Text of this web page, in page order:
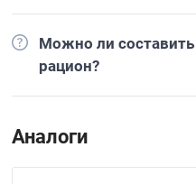
Можно ли
рацион?
Аналоги